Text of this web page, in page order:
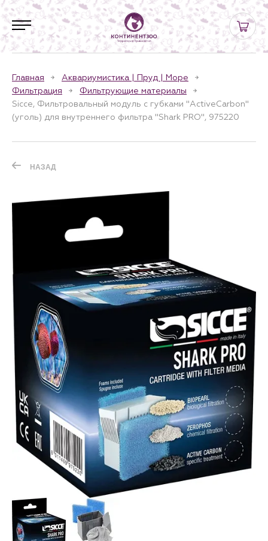
Главная
Аквариумистика | Пруд | Море
Фильтрация
Фильтрующие материалы
Sicce, Фильтровальный модуль с губками "ActiveCarbon"
(уголь) для внутреннего фильтра "Shark PRO", 975220
НАЗАД